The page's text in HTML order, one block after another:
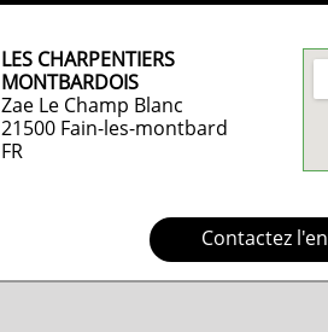
LES CHARPENTIERS
MONTBARDOIS
Zae Le Champ Blanc
21500 Fain-les-montbard
FR
Contactez